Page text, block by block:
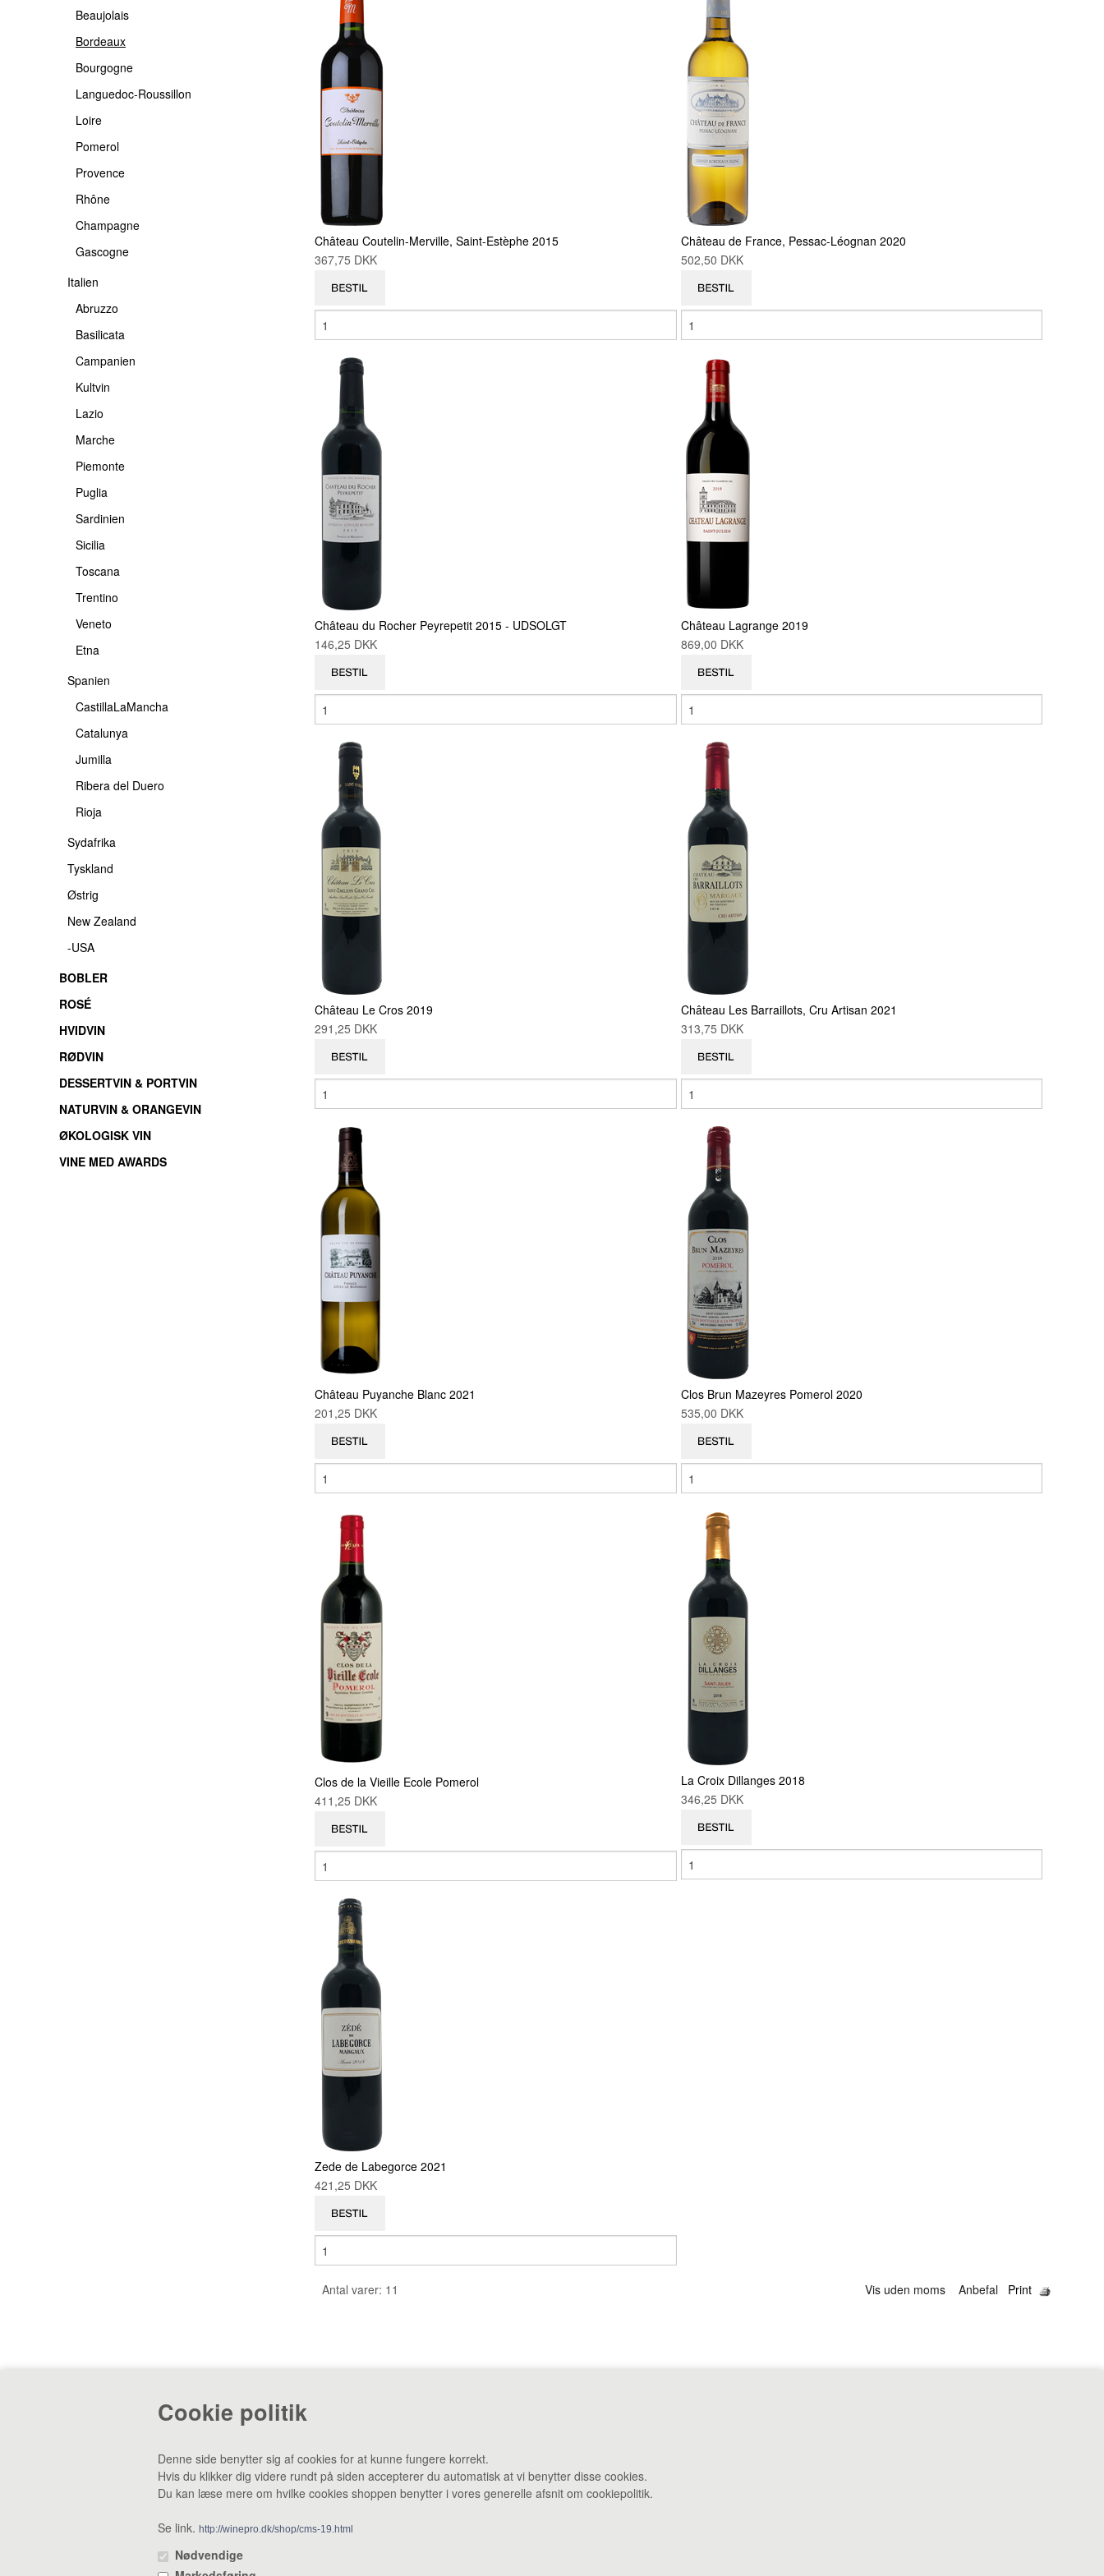
Cookie politik
Denne side benytter sig af cookies for at kunne fungere korrekt.
Hvis du klikker dig videre rundt på siden accepterer du automatisk at vi benytter disse cookies.
Du kan læse mere om hvilke cookies shoppen benytter i vores generelle afsnit om cookiepolitik.
Se link. http://winepro.dk/shop/cms-19.html
Nødvendige
-USA
Beaujolais
Bordeaux
Bourgogne
Languedoc-Roussillon
Loire
Pomerol
Provence
Rhône
Champagne
Gascogne
Italien
Abruzzo
Basilicata
Campanien
Kultvin
Lazio
Marche
Piemonte
Puglia
Sardinien
Sicilia
Toscana
Trentino
Veneto
Etna
Spanien
CastillaLaMancha
Catalunya
Jumilla
Ribera del Duero
Rioja
Sydafrika
Tyskland
Østrig
New Zealand
-USA
BOBLER
ROSÉ
HVIDVIN
RØDVIN
DESSERTVIN & PORTVIN
NATURVIN & ORANGEVIN
ØKOLOGISK VIN
VINE MED AWARDS
Château Coutelin-Merville, Saint-Estèphe 2015
367,75 DKK
Château de France, Pessac-Léognan 2020
502,50 DKK
Château du Rocher Peyrepetit 2015 - UDSOLGT
146,25 DKK
Château Lagrange 2019
869,00 DKK
Château Le Cros 2019
291,25 DKK
Château Les Barraillots, Cru Artisan 2021
313,75 DKK
Château Puyanche Blanc 2021
201,25 DKK
Clos Brun Mazeyres Pomerol 2020
535,00 DKK
Clos de la Vieille Ecole Pomerol
411,25 DKK
La Croix Dillanges 2018
346,25 DKK
Zede de Labegorce 2021
421,25 DKK
Antal varer: 11 Vis uden moms Anbefal Print
Åbningstider: Kontor & varelevering 8 - 16 • Smagebaren 14 - 16